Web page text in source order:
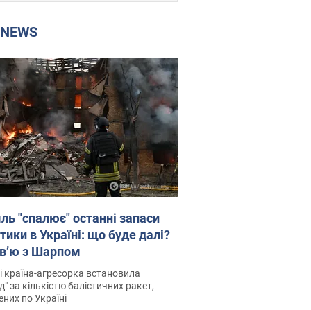
NEWS
"спалює" останні запаси
в Україні: що буде далі?
з Шарпом
країна-агресорка встановила
за кількістю балістичних ракет,
по Україні